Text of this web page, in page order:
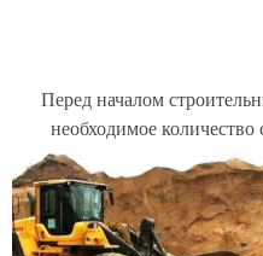
Перед началом
необходимое количество